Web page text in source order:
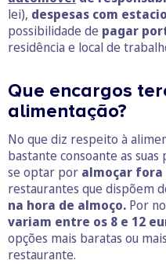
lei), despesas com
possibilidade de pagar
residência e local de
Que encargos
alimentação?
No que diz respeito à
bastante consoante as
se optar por almoçar fora
restaurantes que dispõem
na hora de almoço. Por
variam entre os 8 e 12
opções mais baratas ou
restaurante.